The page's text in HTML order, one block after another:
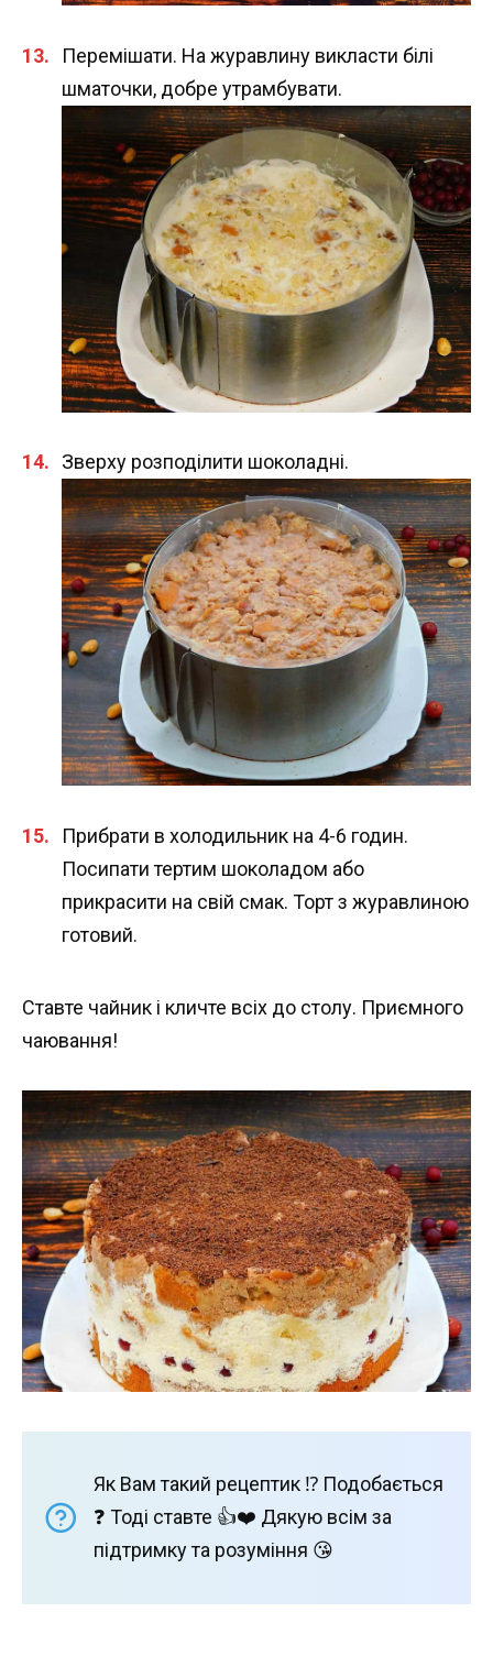
Перемішати. На журавлину викласти білі
шматочки, добре утрамбувати.
Зверху розподілити шоколадні.
Прибрати в холодильник на 4-6 годин.
Посипати тертим шоколадом або
прикрасити на свій смак. Торт з журавлиною
готовий.
Ставте чайник і кличте всіх до столу. Приємного
чаювання!
Як Вам такий рецептик ⁉️ Подобається
❓ Тоді ставте 👍❤️ Дякую всім за
підтримку та розуміння 😘